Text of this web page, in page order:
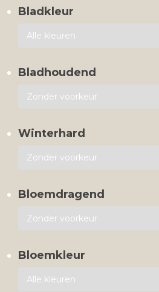
Bladkleur
Bladhoudend
Winterhard
Bloemdragend
Bloemkleur